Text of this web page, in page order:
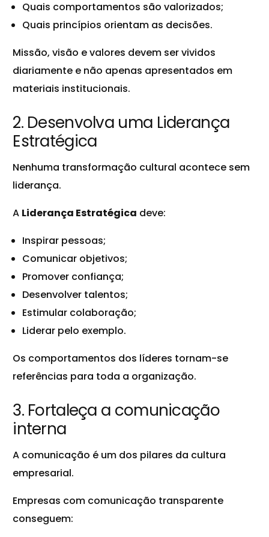
Quais comportamentos são valorizados;
Quais princípios orientam as decisões.
Missão, visão e valores devem ser vividos
diariamente e não apenas apresentados em
materiais institucionais.
2. Desenvolva uma Liderança
Estratégica
Nenhuma transformação cultural acontece sem
liderança.
A Liderança Estratégica deve:
Inspirar pessoas;
Comunicar objetivos;
Promover confiança;
Desenvolver talentos;
Estimular colaboração;
Liderar pelo exemplo.
Os comportamentos dos líderes tornam-se
referências para toda a organização.
3. Fortaleça a comunicação
interna
A comunicação é um dos pilares da cultura
empresarial.
Empresas com comunicação transparente
conseguem: